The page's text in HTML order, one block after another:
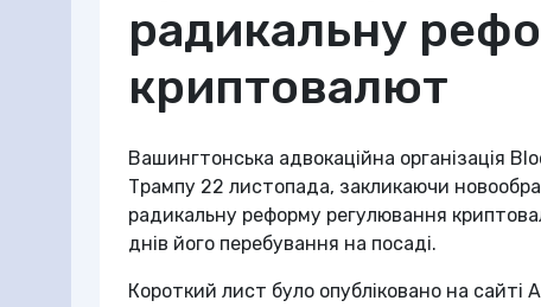
радикальну
криптовалют
Вашингтонська адвокаційна організація
Трампу 22 листопада, закликаючи
радикальну реформу регулювання
днів його перебування на посаді.
Короткий лист було опубліковано на сайті